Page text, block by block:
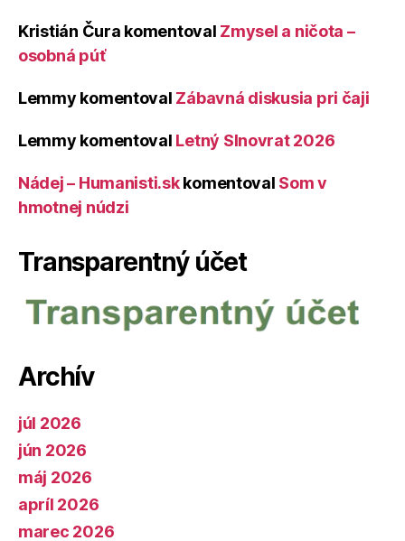
Kristián Čura komentoval Zmysel a ničota –
osobná púť
Lemmy komentoval Zábavná diskusia pri čaji
Lemmy komentoval Letný Slnovrat 2026
Nádej – Humanisti.skkomentoval Som v
hmotnej núdzi
Transparentný účet
Archív
júl 2026
jún 2026
máj 2026
apríl 2026
marec 2026